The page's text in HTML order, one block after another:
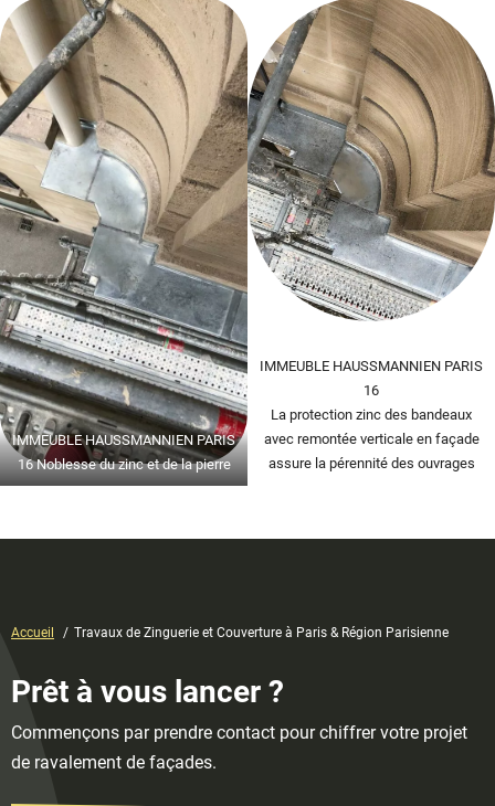
IMMEUBLE HAUSSMANNIEN PARIS
16 Noblesse du zinc et de la pierre
IMMEUBLE HAUSSMANNIEN PARIS
16
La protection zinc des bandeaux
avec remontée verticale en façade
assure la pérennité des ouvrages
Accueil Travaux de Zinguerie et Couverture à Paris & Région Parisienne
Prêt à vous lancer ?
Commençons par prendre contact pour chiffrer votre projet
de ravalement de façades.